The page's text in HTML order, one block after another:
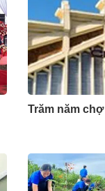
Trăm năm